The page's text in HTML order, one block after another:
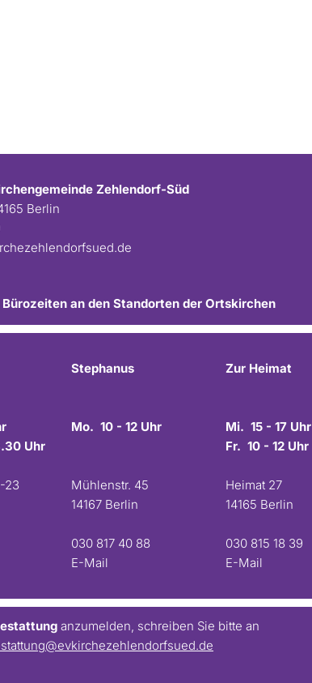
Zehlendorf-Süd
Berlin
Bürozeiten an den Standorten der Ortskirchen
Uhr
23
Stephanus
Mo. 10 - 12 Uhr
Mühlenstr. 45
14167 Berlin
030 817 40 88
E-Mail
Zur Heimat
Mi. 15 - 17 Uhr
Fr. 10 - 12 Uhr
Heimat 27
14165 Berlin
030 815 18 39
E-Mail
anzumelden, schreiben Sie bitte an